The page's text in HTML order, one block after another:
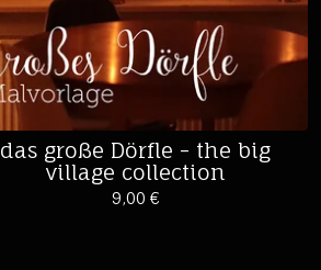
das große Dörfle - the big
village collection
9,00 €